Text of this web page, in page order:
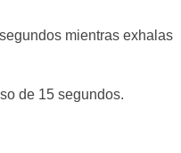
mientras exhalas
de 15 segundos.